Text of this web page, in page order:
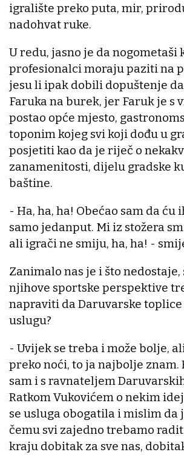
igralište preko puta, mir,
nadohvat ruke.
U redu, jasno je da nogometaši
profesionalci moraju paziti na
jesu li ipak dobili dopuštenje
Faruka na burek, jer Faruk je s
postao opće mjesto,
toponim kojeg svi koji dođu u
posjetiti kao da je riječ o
zanamenitosti, dijelu gradske
baštine.
- Ha, ha, ha! Obećao sam da ću
samo jedanput. Mi iz stožera
ali igrači ne smiju, ha, ha! -
Zanimalo nas je i što nedostaje,
njihove sportske perspektive
napraviti da Daruvarske toplice
uslugu?
- Uvijek se treba i može bolje,
preko noći, to ja najbolje znam.
sam i s ravnateljem
Ratkom Vukovićem o nekim
se usluga obogatila i mislim da
čemu svi zajedno trebamo
kraju dobitak za sve nas,